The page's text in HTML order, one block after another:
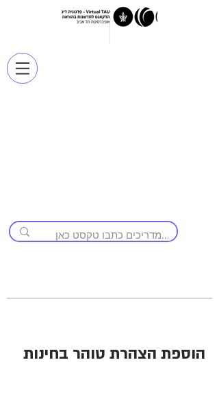
הוספת הצהרת טוהר בחינות